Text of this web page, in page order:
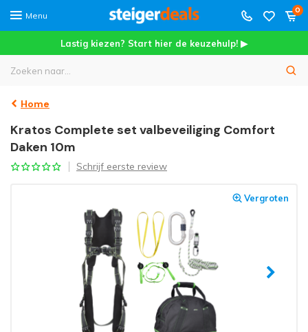
Menu
0
Lastig kiezen? Start hier de keuzehulp! ▶
Home
Kratos Complete set valbeveiliging Comfort
Daken 10m
Schrijf eerste review
Vergroten